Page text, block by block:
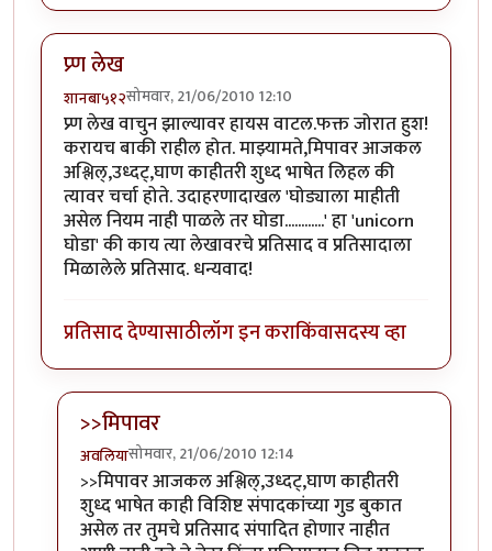
प्र्ण लेख
शानबा५१२सोमवार, 21/06/2010 12:10
प्र्ण लेख वाचुन झाल्यावर हायस वाटल.फक्त जोरात हुश!
करायच बाकी राहील होत. माझ्यामते,मिपावर आजकल
अश्लिल्,उध्दट्,घाण काहीतरी शुध्द भाषेत लिहल की
त्यावर चर्चा होते. उदाहरणादाखल 'घोड्याला माहीती
असेल नियम नाही पाळले तर घोडा............' हा 'unicorn
घोडा' की काय त्या लेखावरचे प्रतिसाद व प्रतिसादाला
मिळालेले प्रतिसाद. धन्यवाद!
प्रतिसाद देण्यासाठीलॉग इन कराकिंवासदस्य व्हा
>>मिपावर
अवलियासोमवार, 21/06/2010 12:14
In reply toप्र्ण लेखbyशानबा५१२
>>मिपावर आजकल अश्लिल्,उध्दट्,घाण काहीतरी
शुध्द भाषेत काही विशिष्ट संपादकांच्या गुड बुकात
असेल तर तुमचे प्रतिसाद संपादित होणार नाहीत